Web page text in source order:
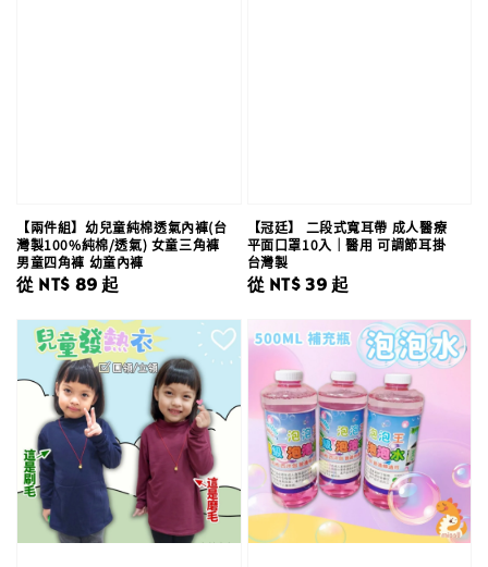
【兩件組】幼兒童純棉透氣內褲(台
灣製100%純棉/透氣) 女童三角褲
男童四角褲 幼童內褲
Regular
從 NT$ 89 起
【冠廷】 二段式寬耳帶 成人醫療
平面口罩10入｜醫用 可調節耳掛
台灣製
Regular
從 NT$ 39 起